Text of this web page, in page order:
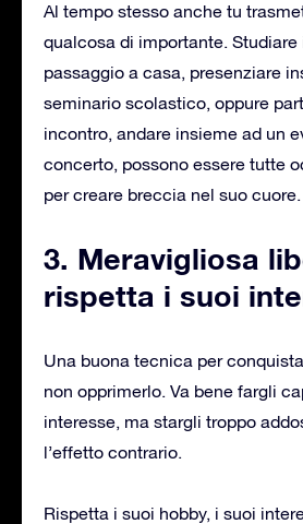
Al tempo stesso anche tu
qualcosa di importante. Studiare
passaggio a casa, presenziare
seminario scolastico, oppure
incontro, andare insieme ad un
concerto, possono essere tutte
per creare breccia nel suo cuore.
3. Meravigliosa
rispetta i suoi
Una buona tecnica per
non opprimerlo. Va bene fargli
interesse, ma stargli troppo
l’effetto contrario.
Rispetta i suoi hobby, i suoi